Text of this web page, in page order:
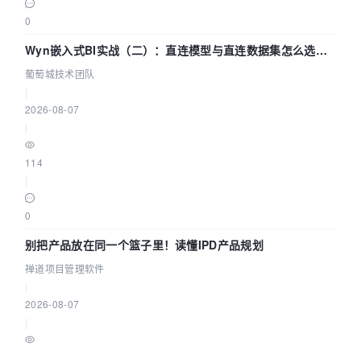
0
Wyn嵌入式BI实战（二）：直连模型与直连数据集怎么选，
参数为什么不生效？| 葡萄城技术团队
葡萄城技术团队
2026-08-07
114
0
别把产品放在同一个篮子里！读懂IPD产品规划
禅道项目管理软件
2026-08-07